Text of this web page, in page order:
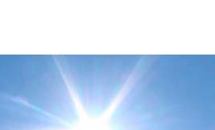
Larunbatean